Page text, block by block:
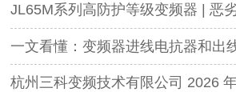
JL65M系列高防护等级变频器 | 恶劣工况
一文看懂：变频器进线电抗器和出
杭州三科变频技术有限公司 2026